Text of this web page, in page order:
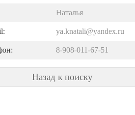
Наталья
ya.knatali@yandex.ru
8-908-011-67-51
Назад к поиску